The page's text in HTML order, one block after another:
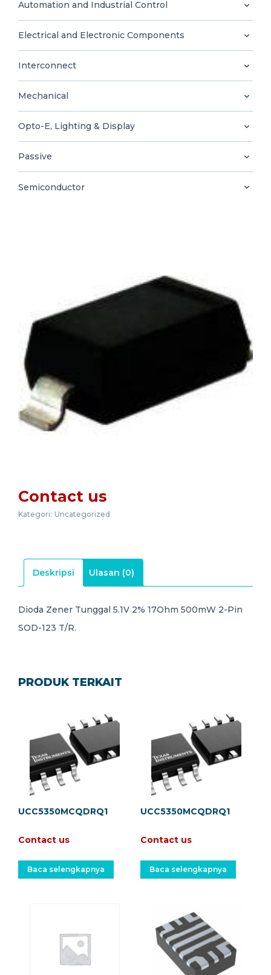
0
ID
Automation and Industrial Control
Electrical and Electronic Components
Interconnect
Mechanical
Opto-E, Lighting & Display
Passive
Semiconductor
Contact us
Kategori: Uncategorized
Deskripsi Ulasan (0)
Dioda Zener Tunggal 5.1V 2% 17Ohm 500mW 2-Pin
SOD-123 T/R.
PRODUK TERKAIT
UCC5350MCQDRQ1
Contact us
Baca selengkapnya
UCC5350MCQDRQ1
Contact us
Baca selengkapnya